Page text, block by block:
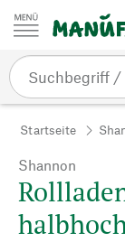
Zum Inhalt springen
Startseite
Shannon